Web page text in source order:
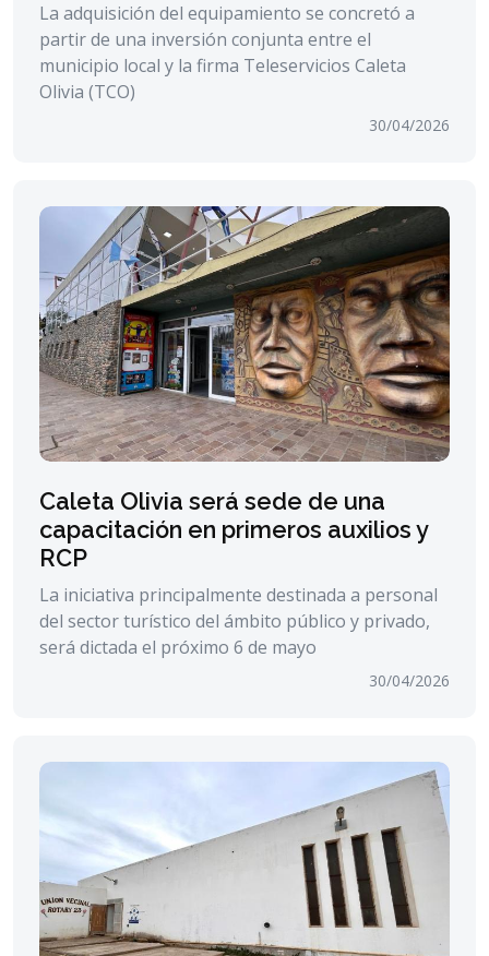
La adquisición del equipamiento se concretó a
partir de una inversión conjunta entre el
municipio local y la firma Teleservicios Caleta
Olivia (TCO)
30/04/2026
Caleta Olivia será sede de una
capacitación en primeros auxilios y
RCP
La iniciativa principalmente destinada a personal
del sector turístico del ámbito público y privado,
será dictada el próximo 6 de mayo
30/04/2026